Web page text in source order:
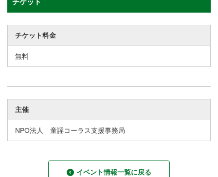
チケット
チケット料金
無料
主催
NPO法人 童謡コーラス支援事務局
イベント情報一覧に戻る